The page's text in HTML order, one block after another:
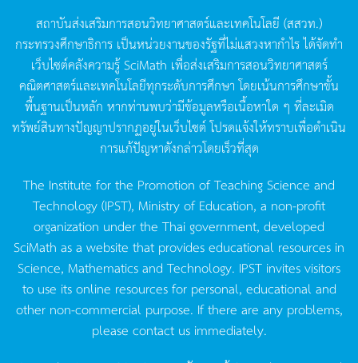
สถาบันส่งเสริมการสอนวิทยาศาสตร์และเทคโนโลยี (สสวท.)
กระทรวงศึกษาธิการ เป็นหน่วยงานของรัฐที่ไม่แสวงหากำไรได้จัดทำ
เว็บไซต์คลังความรู้SciMath เพื่อส่งเสริมการสอนวิทยาศาสตร์
คณิตศาสตร์และเทคโนโลยีทุกระดับการศึกษา โดยเน้นการศึกษาขั้น
พื้นฐานเป็นหลัก หากท่านพบว่ามีข้อมูลหรือเนื้อหาใด ๆ ที่ละเมิด
ทรัพย์สินทางปัญญาปรากฏอยู่ในเว็บไซต์โปรดแจ้งให้ทราบเพื่อดำเนิน
การแก้ปัญหาดังกล่าวโดยเร็วที่สุด
The Institute for the Promotion of Teaching Science and
Technology (IPST), Ministry of Education, a non-profit
organization under the Thai government, developed
SciMath as a website that provides educational resources in
Science, Mathematics and Technology. IPST invites visitors
to use its online resources for personal, educational and
other non-commercial purpose. If there are any problems,
please contact us immediately.